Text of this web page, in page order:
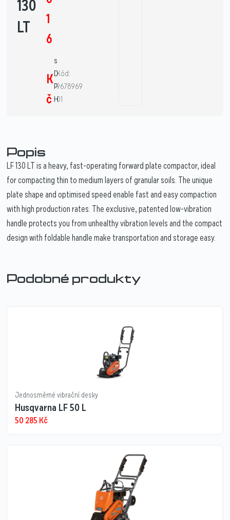
130
LT
1
6
K
č
s
D
P
H
Kód:
9678969
01
Popis
LF 130 LT is a heavy, fast-operating forward plate compactor, ideal
for compacting thin to medium layers of granular soils. The unique
plate shape and optimised speed enable fast and easy compaction
with high production rates. The exclusive, patented low-vibration
handle protects you from unhealthy vibration levels and the compact
design with foldable handle make transportation and storage easy.
Podobné produkty
Jednosměrné vibrační desky
Husqvarna LF 50 L
50 285 Kč